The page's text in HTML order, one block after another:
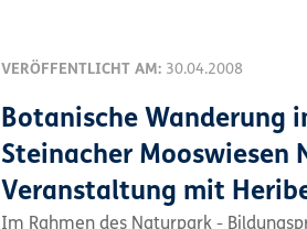
VERÖFFENTLICHT AM: 30.04.2008
Botanische Wanderung
Steinacher Mooswiesen
Veranstaltung mit
Im Rahmen des Naturpark -